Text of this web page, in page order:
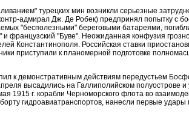
турецких мин возникли серьезные
адмирал Дж. Де Робек) предпринял попытку с
"бесполезными" береговыми батареями,
французский "Буве". Неожиданная конфузия
Константинополя. Российская ставки
приступили к планомерной подготовке
к демонстративным действиям передустьем
высадились на Галлиполийском полуострове
1915 г. корабли Черноморского флота во
гидроавиатранспортов, нанесли первые